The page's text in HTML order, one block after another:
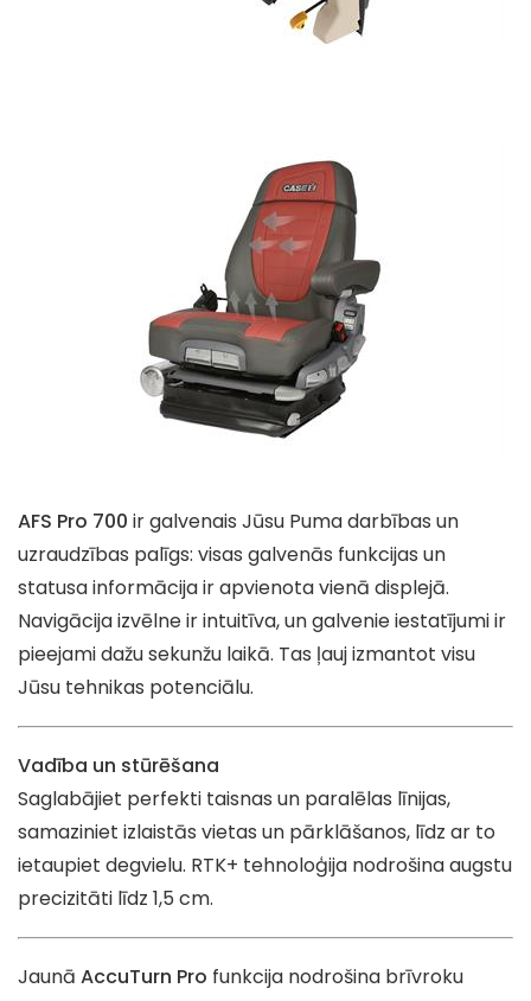
AFS Pro 700 ir galvenais Jūsu Puma darbības un
uzraudzības palīgs: visas galvenās funkcijas un
statusa informācija ir apvienota vienā displejā.
Navigācija izvēlne ir intuitīva, un galvenie iestatījumi ir
pieejami dažu sekunžu laikā. Tas ļauj izmantot visu
Jūsu tehnikas potenciālu.
Vadība un stūrēšana
Saglabājiet perfekti taisnas un paralēlas līnijas,
samaziniet izlaistās vietas un pārklāšanos, līdz ar to
ietaupiet degvielu. RTK+ tehnoloģija nodrošina augstu
precizitāti līdz 1,5 cm.
Jaunā AccuTurn Pro funkcija nodrošina brīvroku